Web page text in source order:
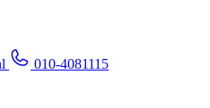
010-4081115